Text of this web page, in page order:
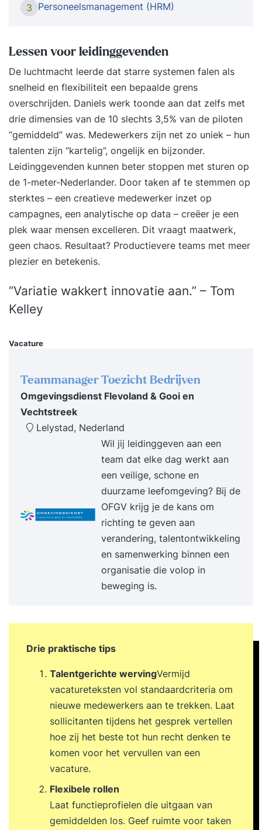
administratieve processen houdt deze afdeling
begeleiden van medewerkers. Wil je de daarvoor
benodigde basiskennis opdoen en de praktische
en uitvoerende werkzaamheden die hierbij komen
kijken je eigen maken? In deze praktijkgerichte
opleiding leer je over de belangrijkste facetten
van personeelszaken. Door de vele oefeningen,
de ruimte voor discussie en de terugkoppeling
naar jouw eigen werkomgeving kom je steviger in
je schoenen te staan en ontwikkel je je verder in
je carrière. Unieke resultaten • Maak een
carrièreswitch zonder HR vooropleiding •
Versterk je cv met een gedegen basisopleiding •
Begeleiding door een deskundige met brede P&O
ervaring De Basisopleiding Personeelszaken is
geschikt voor diegenen die kennis willen maken
met alle facetten op het gebied van personeel en
organisatie. Je bent reeds werkzaam binnen dit
vakgebied, voert deeltaken uit of je wil in de
brengt je kennis van en inzicht in
alle essentiële onderdelen van personeel en
organisatie - Je begrijpt de positie en functie van
de P&O-afdeling binnen de organisatie - Je leert
de verschillende personeelsinstrumenten kennen
en toepassen - Je heb inzicht in je rol in relatie
tot de overige organisatiedisciplines zoals
marketing, verkoop, logistiek en productie -
Personeel en organisatie - De rol en positie van
personeelszaken - Uw taken en
verantwoordelijkheden als
personeelsmedewerker - Basiselementen binnen
het P&O-vak - Kennis en inzicht in
personeelsinstrumenten - Werving en selectie van
nieuwe medewerkers (ook met social media) -
juridische processen - Werkomstandigheden en
medewerkers - Arbeidsrecht met betrekking tot
arbeidsovereenkomst en ontslag -
Examentraining - Praktijksituaties en -
voorbeelden In deze praktische Basisopleiding
Personeelszaken worden de belangrijkste
onderwerpen op het gebied van personeel en
organisatie behandeld. Hierbij wordt een
duidelijke vertaalslag naar de eigen
praktijksituatie gemaakt aan de hand van
aansprekende voorbeelden. Een veelheid aan
3 Personeelsmanagement (HRM)
Lessen voor leidinggevenden
De luchtmacht leerde dat starre systemen falen als
snelheid en flexibiliteit een bepaalde grens
overschrijden. Daniels werk toonde aan dat zelfs met
drie dimensies van de 10 slechts 3,5% van de piloten
“gemiddeld” was. Medewerkers zijn net zo uniek – hun
talenten zijn “kartelig”, ongelijk en bijzonder.
Leidinggevenden kunnen beter stoppen met sturen op
de 1-meter-Nederlander. Door taken af te stemmen op
sterktes – een creatieve medewerker inzet op
campagnes, een analytische op data – creëer je een
plek waar mensen excelleren. Dit vraagt maatwerk,
geen chaos. Resultaat? Productievere teams met meer
plezier en betekenis.
“Variatie wakkert innovatie aan.” – Tom
Kelley
Vacature
Teammanager Toezicht Bedrijven
Omgevingsdienst Flevoland & Gooi en
Vechtstreek
Lelystad, Nederland
Wil jij leidinggeven aan een
team dat elke dag werkt aan
een veilige, schone en
duurzame leefomgeving? Bij de
OFGV krijg je de kans om
richting te geven aan
verandering, talentontwikkeling
en samenwerking binnen een
organisatie die volop in
beweging is.
Drie praktische tips
Talentgerichte wervingVermijd
vacatureteksten vol standaardcriteria om
nieuwe medewerkers aan te trekken. Laat
sollicitanten tijdens het gesprek vertellen
hoe zij het beste tot hun recht denken te
komen voor het vervullen van een
vacature.
Flexibele rollen
Laat functieprofielen die uitgaan van
gemiddelden los. Geef ruimte voor taken